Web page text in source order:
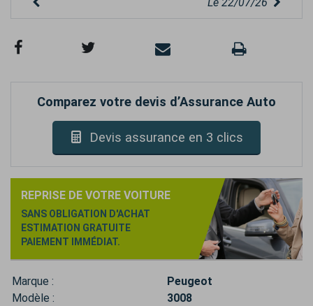
Comparez votre devis d’Assurance Auto
Devis assurance en 3 clics
REPRISE DE VOTRE VOITURE
SANS OBLIGATION D'ACHAT
ESTIMATION GRATUITE
PAIEMENT IMMÉDIAT.
Marque :
Peugeot
Modèle :
3008